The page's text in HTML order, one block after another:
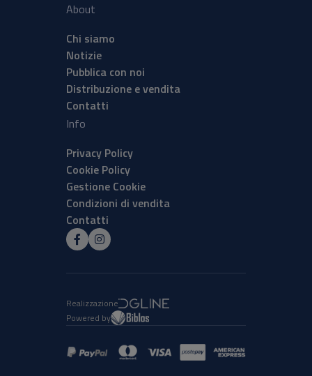
About
Chi siamo
Notizie
Pubblica con noi
Distribuzione e vendita
Contatti
Info
Privacy Policy
Cookie Policy
Gestione Cookie
Condizioni di vendita
Contatti
Realizzazione
Powered by